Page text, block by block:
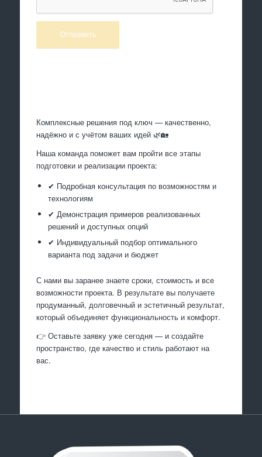
Комплексные решения под ключ — качественно,
надёжно и с учётом ваших идей 🌿🏡
Наша команда поможет вам пройти все этапы
подготовки и реализации проекта:
✔ Подробная консультация по возможностям и
технологиям
✔ Демонстрация примеров реализованных
решений и доступных опций
✔ Индивидуальный подбор оптимального
варианта под задачи и бюджет
С нами вы заранее знаете сроки, стоимость и все
возможности проекта. В результате вы получаете
продуманный, долговечный и эстетичный результат,
который объединяет функциональность и комфорт.
👉 Оставьте заявку уже сегодня — и создайте
пространство, где качество и стиль работают на
вас.